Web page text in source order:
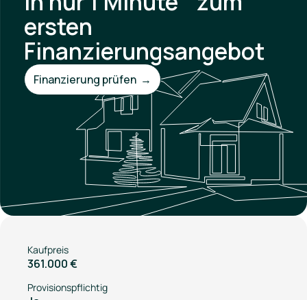
ersten
Finanzierungsangebot
Finanzierung prüfen →
Kaufpreis
361.000 €
Provisionspflichtig